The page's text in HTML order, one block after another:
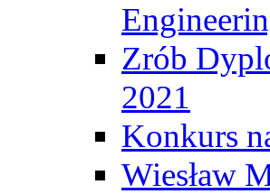
Zrób
2021
Konkurs
Wiesław